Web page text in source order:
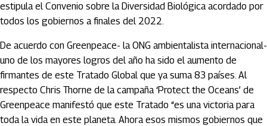
estipula el Convenio sobre la Diversidad Biológica acordado por
todos los gobiernos a finales del 2022.
De acuerdo con Greenpeace- la ONG ambientalista internacional-
uno de los mayores logros del año ha sido el aumento de
firmantes de este Tratado Global que ya suma 83 países. Al
respecto Chris Thorne de la campaña ‘Protect the Oceans’ de
Greenpeace manifestó que este Tratado “es una victoria para
toda la vida en este planeta. Ahora esos mismos gobiernos que